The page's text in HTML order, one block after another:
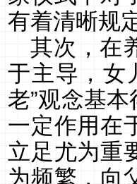
有着清晰规
其次，在
于主导，女
老”观念基
一定作用在
立足尤为重
为频繁，向